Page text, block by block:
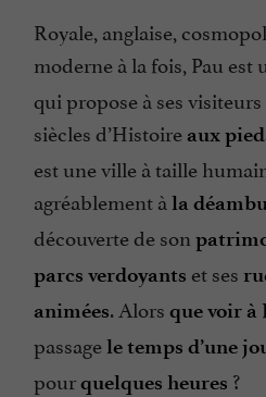
Royale, anglaise,
moderne à la fois, Pau est
qui propose à ses
siècles d’Histoire aux
est une ville à taille
agréablement à la
découverte de son
parcs verdoyants et ses
animées. Alors que voir à
passagele temps d’une
pourquelques heures ?